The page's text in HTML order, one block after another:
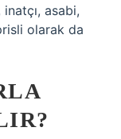
inatçı, asabi,
olarak da